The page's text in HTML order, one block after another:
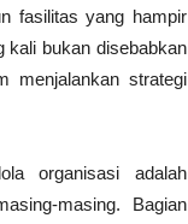
fasilitas yang hampir
kali bukan disebabkan
menjalankan strategi
organisasi adalah
masing. Bagian